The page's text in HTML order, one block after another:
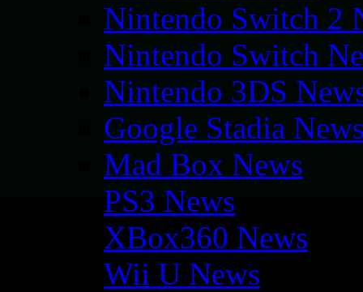
Nintendo Switch 2
Nintendo Switch
Nintendo 3DS
Google Stadia
Mad Box News
PS3 News
XBox360 News
Wii U News